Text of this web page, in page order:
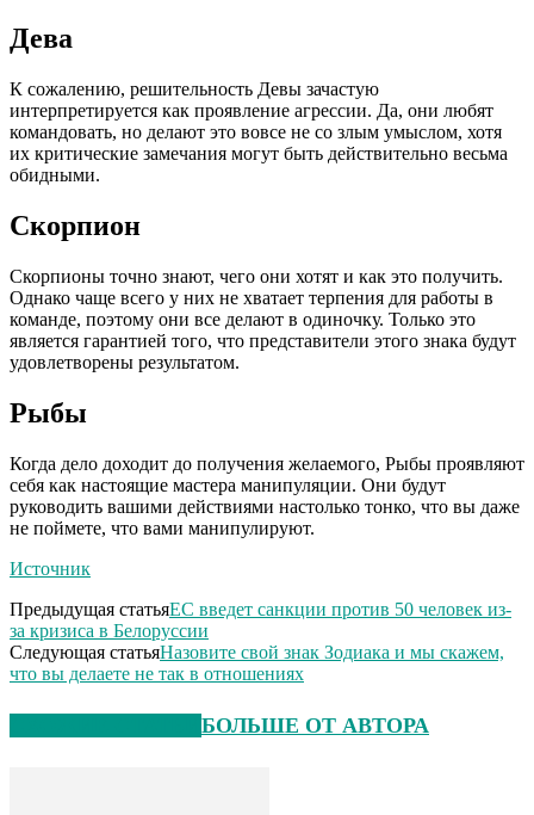
Дева
К сожалению, решительность Девы зачастую
интерпретируется как проявление агрессии. Да, они любят
командовать, но делают это вовсе не со злым умыслом, хотя
их критические замечания могут быть действительно весьма
обидными.
Скорпион
Скорпионы точно знают, чего они хотят и как это получить.
Однако чаще всего у них не хватает терпения для работы в
команде, поэтому они все делают в одиночку. Только это
является гарантией того, что представители этого знака будут
удовлетворены результатом.
Рыбы
Когда дело доходит до получения желаемого, Рыбы проявляют
себя как настоящие мастера манипуляции. Они будут
руководить вашими действиями настолько тонко, что вы даже
не поймете, что вами манипулируют.
Источник
Предыдущая статьяЕС введет санкции против 50 человек из-
за кризиса в Белоруссии
Следующая статьяНазовите свой знак Зодиака и мы скажем,
что вы делаете не так в отношениях
БОЛЬШЕ ОТ АВТОРА